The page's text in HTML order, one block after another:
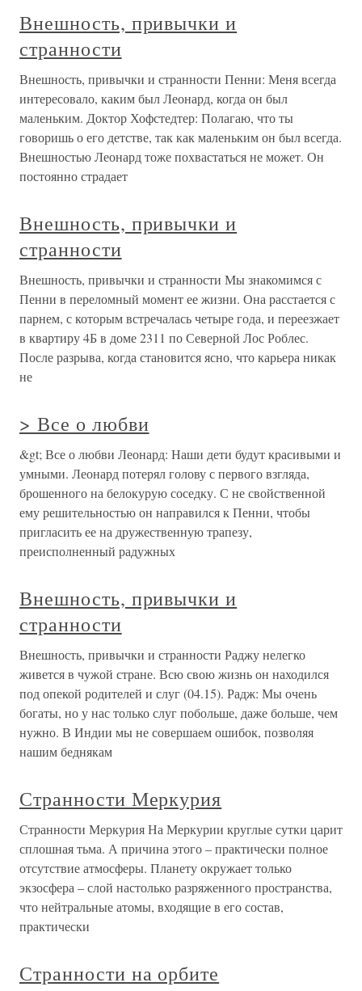
Внешность, привычки и
странности
Внешность, привычки и странности Пенни: Меня всегда
интересовало, каким был Леонард, когда он был
маленьким. Доктор Хофстедтер: Полагаю, что ты
говоришь о его детстве, так как маленьким он был всегда.
Внешностью Леонард тоже похвастаться не может. Он
постоянно страдает
Внешность, привычки и
странности
Внешность, привычки и странности Мы знакомимся с
Пенни в переломный момент ее жизни. Она расстается с
парнем, с которым встречалась четыре года, и переезжает
в квартиру 4Б в доме 2311 по Северной Лос Роблес.
После разрыва, когда становится ясно, что карьера никак
не
> Все о любви
&gt; Все о любви Леонард: Наши дети будут красивыми и
умными. Леонард потерял голову с первого взгляда,
брошенного на белокурую соседку. С не свойственной
ему решительностью он направился к Пенни, чтобы
пригласить ее на дружественную трапезу,
преисполненный радужных
Внешность, привычки и
странности
Внешность, привычки и странности Раджу нелегко
живется в чужой стране. Всю свою жизнь он находился
под опекой родителей и слуг (04.15). Радж: Мы очень
богаты, но у нас только слуг побольше, даже больше, чем
нужно. В Индии мы не совершаем ошибок, позволяя
нашим беднякам
Странности Меркурия
Странности Меркурия На Меркурии круглые сутки царит
сплошная тьма. А причина этого – практически полное
отсутствие атмосферы. Планету окружает только
экзосфера – слой настолько разряженного пространства,
что нейтральные атомы, входящие в его состав,
практически
Странности на орбите